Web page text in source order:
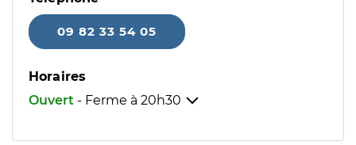
09 82 33 54 05
Horaires
Ouvert - Ferme à 20h30